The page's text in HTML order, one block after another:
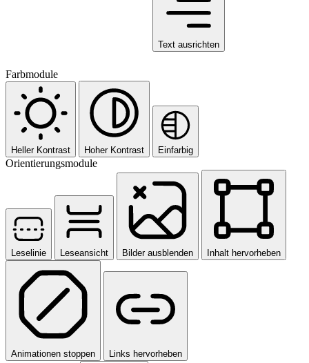
Text ausrichten
Farbmodule
Heller Kontrast Hoher Kontrast Einfarbig
Orientierungsmodule
Leselinie Leseansicht Bilder ausblenden Inhalt hervorheben
Animationen stoppen Links hervorheben